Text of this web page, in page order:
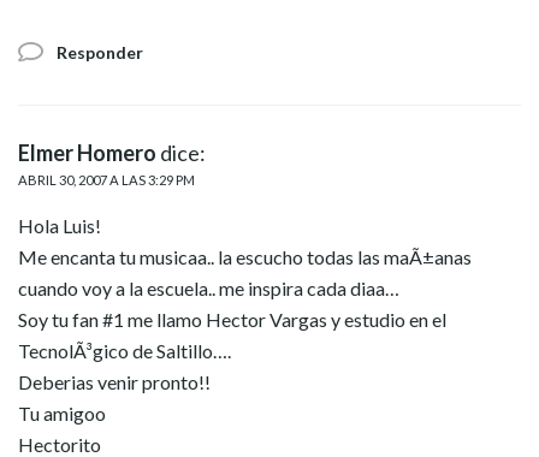
Responder
Elmer Homero dice:
ABRIL 30, 2007 A LAS 3:29 PM
Hola Luis!
Me encanta tu musicaa.. la escucho todas las maÃ±anas
cuando voy a la escuela.. me inspira cada diaa…
Soy tu fan #1 me llamo Hector Vargas y estudio en el
TecnolÃ³gico de Saltillo….
Deberias venir pronto!!
Tu amigoo
Hectorito